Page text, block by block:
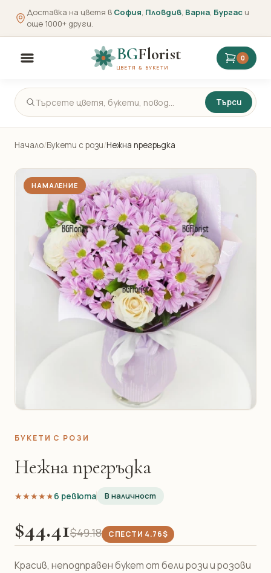
Доставка на цветя в София, Пловдив, Варна, Бургас и
още 1000+ други.
BGFlorist
ЦВЕТЯ & БУКЕТИ
0
Търси
Начало/Букети с рози/Нежна прегръдка
НАМАЛЕНИЕ
БУКЕТИ С РОЗИ
Нежна прегръдка
★★★★★
★★★★★6 ревюта В наличност
$44.41$49.18 СПЕСТИ 4.76$
Красив, неподправен букет от бели рози и розови